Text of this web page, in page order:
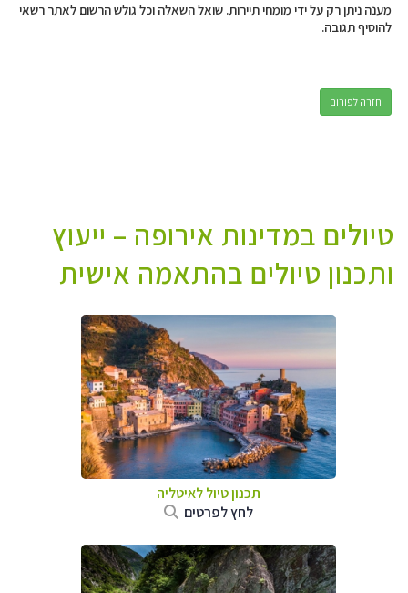
מענה ניתן רק על ידי מומחי תיירות. שואל השאלה וכל גולש הרשום לאתר רשאי
להוסיף תגובה.
חזרה לפורום
טיולים במדינות אירופה – ייעוץ
ותכנון טיולים בהתאמה אישית
תכנון טיול לאיטליה
לחץ לפרטים